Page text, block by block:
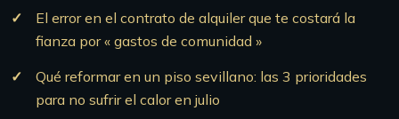
El error en el contrato de alquiler que te costará la
fianza por « gastos de comunidad »
Qué reformar en un piso sevillano: las 3 prioridades
para no sufrir el calor en julio